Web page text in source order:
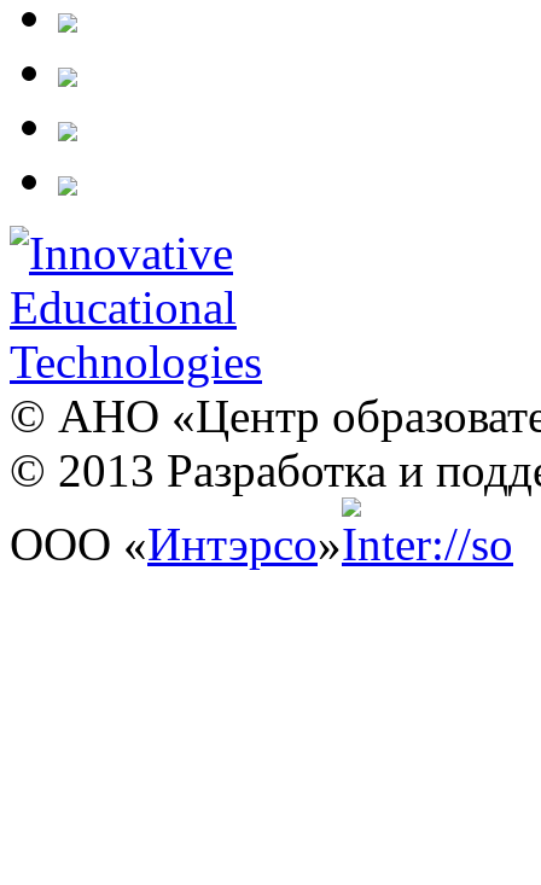
© АНО «Центр
© 2013 Разработка и
ООО «Интэрсо»